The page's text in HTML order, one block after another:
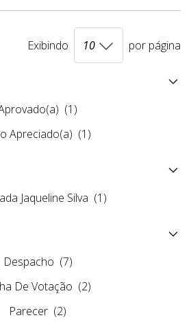
Exibindo por página
(1)
Apreciado(a) (1)
Jaqueline Silva (1)
Despacho (7)
De Votação (2)
Parecer (2)